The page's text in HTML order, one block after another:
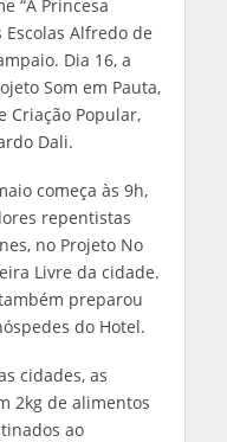
“A Princesa
Alfredo de
Dia 16, a
Som em Pauta,
Criação Popular,
Dali.
começa às 9h,
repentistas
no Projeto No
Livre da cidade.
preparou
do Hotel.
cidades, as
2kg de alimentos
ao